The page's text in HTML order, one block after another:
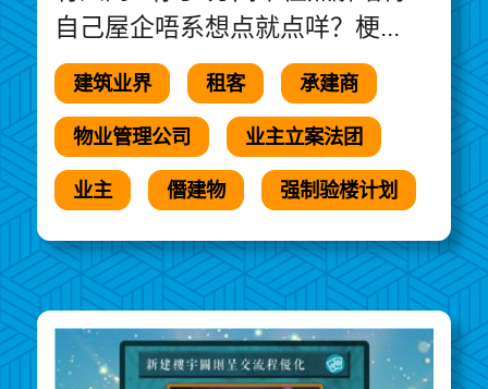
自己屋企唔系想点就点咩？梗...
建筑业界 租客 承建商
物业管理公司 业主立案法团
业主 僭建物 强制验楼计划